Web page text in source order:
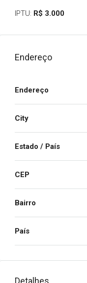
IPTU: R$ 3.000
Endereço
Endereço
City
Estado / País
CEP
Bairro
País
Detalhes